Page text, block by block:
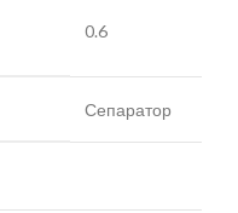
0.6
Сепаратор